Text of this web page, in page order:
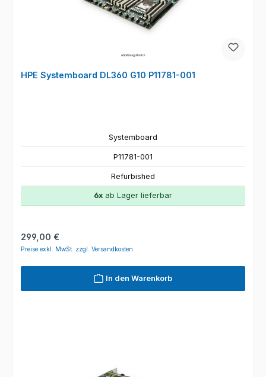
HPE Systemboard DL360 G10 P11781-001
Systemboard
P11781-001
Refurbished
6x ab Lager lieferbar
Regulärer Preis:
299,00 €
Preise exkl. MwSt. zzgl. Versandkosten
In den Warenkorb